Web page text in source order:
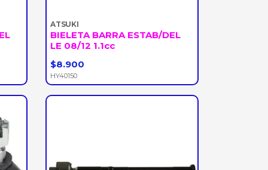
ATSUKI
BIELETA BARRA ESTAB/DEL
LE 08/12 1.1cc
-
$8.900
HY40150